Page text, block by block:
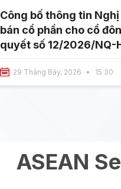
Công bố thông tin
bán cổ phần cho cổ
quyết số 12/2026/
29 Tháng Bảy, 2026 15:30
ASEAN